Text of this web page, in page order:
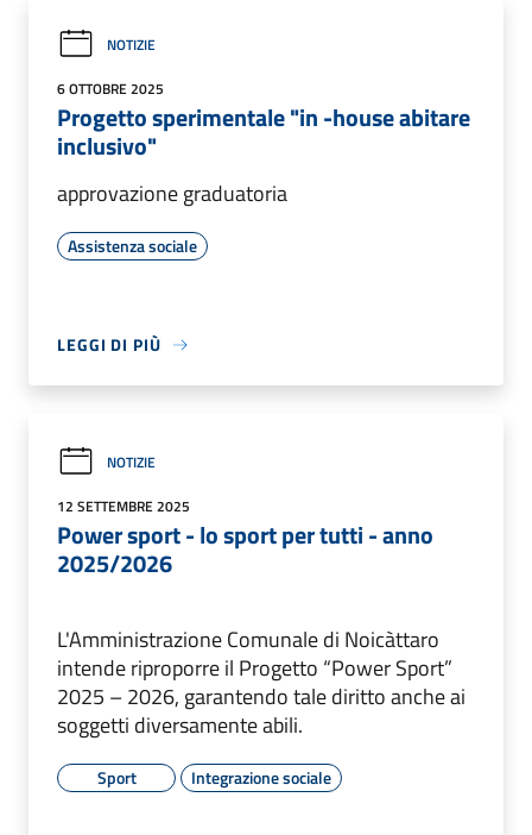
NOTIZIE
6 OTTOBRE 2025
Progetto sperimentale "in -house abitare
inclusivo"
approvazione graduatoria
Assistenza sociale
LEGGI DI PIÙ
NOTIZIE
12 SETTEMBRE 2025
Power sport - lo sport per tutti - anno
2025/2026
L'Amministrazione Comunale di Noicàttaro
intende riproporre il Progetto “Power Sport”
2025 – 2026, garantendo tale diritto anche ai
soggetti diversamente abili.
Sport Integrazione sociale